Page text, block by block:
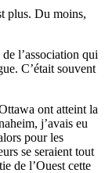
plus. Du moins,
l’association qui
C’était souvent
ont atteint la
j’avais eu
pour les
se seraient tout
de l’Ouest cette